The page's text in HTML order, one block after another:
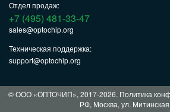
Отдел продаж:
+7 (495) 481-33-47
sales@optochip.org
Техническая поддержка:
support@optochip.org
© ООО «ОПТОЧИП», 2017-2026. Политика
РФ, Москва, ул.